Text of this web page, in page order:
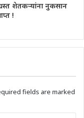
शेतकऱ्यांना नुकसान
!
fields are marked